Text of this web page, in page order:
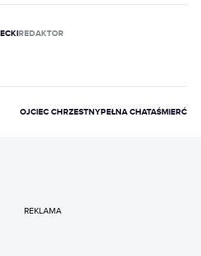
REDAKTOR
OJCIEC CHRZESTNYPEŁNA CHATAŚMIERĆ
REKLAMA